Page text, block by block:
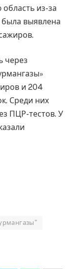
из-за
выявлена
через
и 204
Среди них
ПЦР-тестов. У